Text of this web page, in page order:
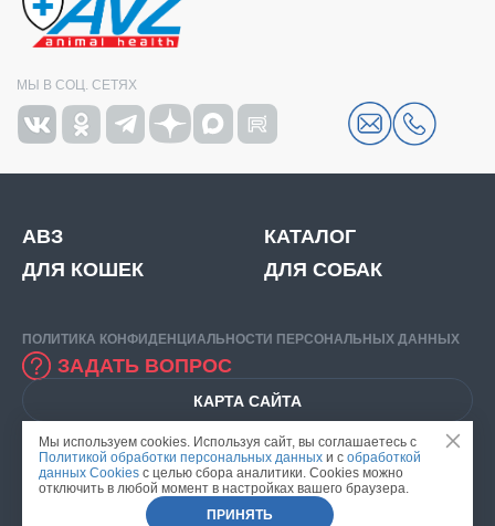
МЫ В СОЦ. СЕТЯХ
АВЗ
КАТАЛОГ
ДЛЯ КОШЕК
ДЛЯ СОБАК
ПОЛИТИКА КОНФИДЕНЦИАЛЬНОСТИ ПЕРСОНАЛЬНЫХ ДАННЫХ
ЗАДАТЬ ВОПРОС
КАРТА САЙТА
ОГРН: 1057746171097 ВСЕ ПРАВА ЗАЩИЩЕНЫ.
РАЗРАБОТКА САЙТА
Мы используем cookies. Используя сайт, вы соглашаетесь c
Политикой обработки персональных данных и с обработкой
данных Cookies с целью сбора аналитики. Cookies можно
отключить в любой момент в настройках вашего браузера.
ПРИНЯТЬ